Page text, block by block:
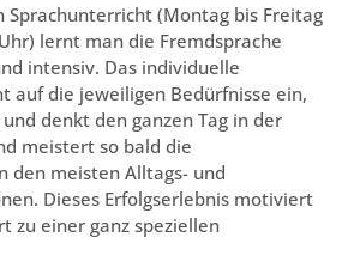
Sprachunterricht (Montag bis Freitag
lernt man die Fremdsprache
intensiv. Das individuelle
auf die jeweiligen Bedürfnisse ein,
denkt den ganzen Tag in der
meistert so bald die
den meisten Alltags- und
Dieses Erfolgserlebnis motiviert
zu einer ganz speziellen